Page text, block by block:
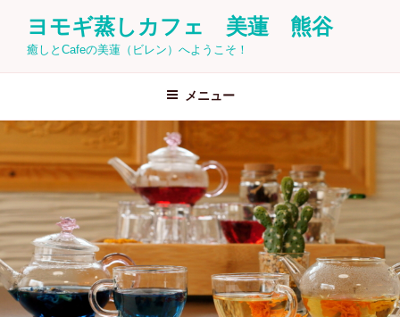
ン
へ
キ
ッ
プ
ヨモギ蒸しカフェ 美蓮 熊谷
癒しとCafeの美蓮（ビレン）へようこそ！
メニュー